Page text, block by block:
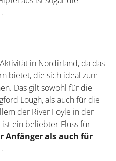
majestätisches
Tälern genießen. Der
und von seinem
Belfast erkennbar.
in Nordirland, da
bietet, die sich ideal
Das gilt sowohl für